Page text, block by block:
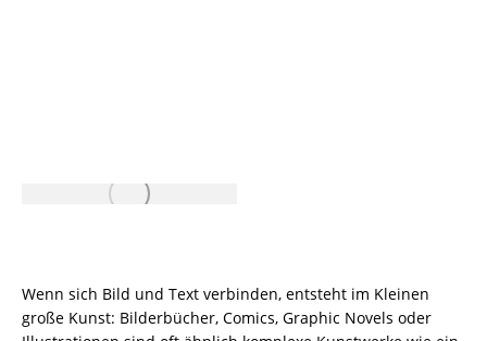
Wenn sich Bild und Text verbinden, entsteht im Kleinen
große Kunst: Bilderbücher, Comics, Graphic Novels oder